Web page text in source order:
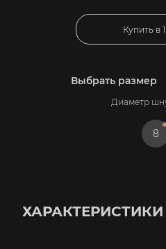
Выбрать размер
Диаметр
8
Купить в